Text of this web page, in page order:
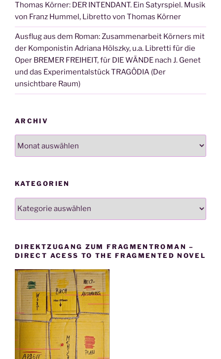
Thomas Körner: DER INTENDANT. Ein Satyrspiel. Musik
von Franz Hummel, Libretto von Thomas Körner
Ausflug aus dem Roman: Zusammenarbeit Körners mit
der Komponistin Adriana Hölszky, u.a. Libretti für die
Oper BREMER FREIHEIT, für DIE WÄNDE nach J. Genet
und das Experimentalstück TRAGÖDIA (Der
unsichtbare Raum)
ARCHIV
KATEGORIEN
DIREKTZUGANG ZUM FRAGMENTROMAN –
DIRECT ACESS TO THE FRAGMENTED NOVEL